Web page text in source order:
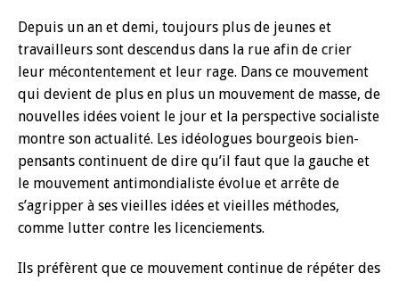
Depuis un an et demi, toujours plus de jeunes et
travailleurs sont descendus dans la rue afin de crier
leur mécontentement et leur rage. Dans ce mouvement
qui devient de plus en plus un mouvement de masse, de
nouvelles idées voient le jour et la perspective socialiste
montre son actualité. Les idéologues bourgeois bien-
pensants continuent de dire qu’il faut que la gauche et
le mouvement antimondialiste évolue et arrête de
s’agripper à ses vieilles idées et vieilles méthodes,
comme lutter contre les licenciements.
Ils préfèrent que ce mouvement continue de répéter des